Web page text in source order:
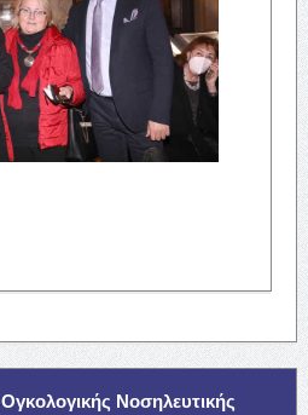
Νοσηλευτικής